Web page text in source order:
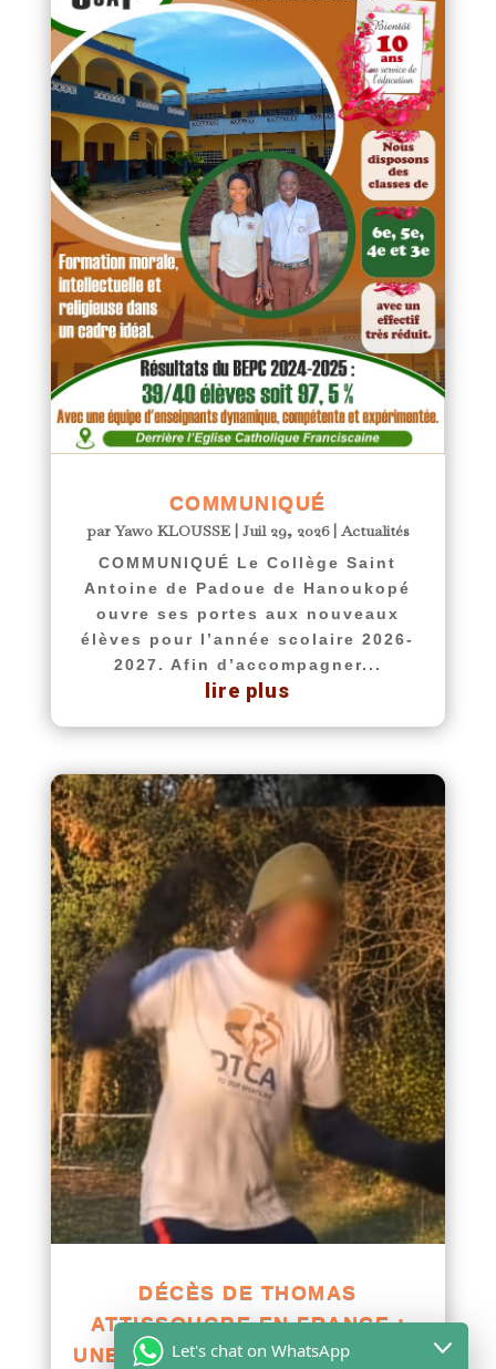
COMMUNIQUÉ
parYawo KLOUSSE| Juil 29, 2026|Actualités
COMMUNIQUÉ Le Collège Saint
Antoine de Padoue de Hanoukopé
ouvre ses portes aux nouveaux
élèves pour l’année scolaire 2026-
2027. Afin d’accompagner...
lire plus
DÉCÈS DE THOMAS
ATTISSOUGBE EN FRANCE :
UNE ENQUÊTE OUVERTE POUR
Let's chat on WhatsApp